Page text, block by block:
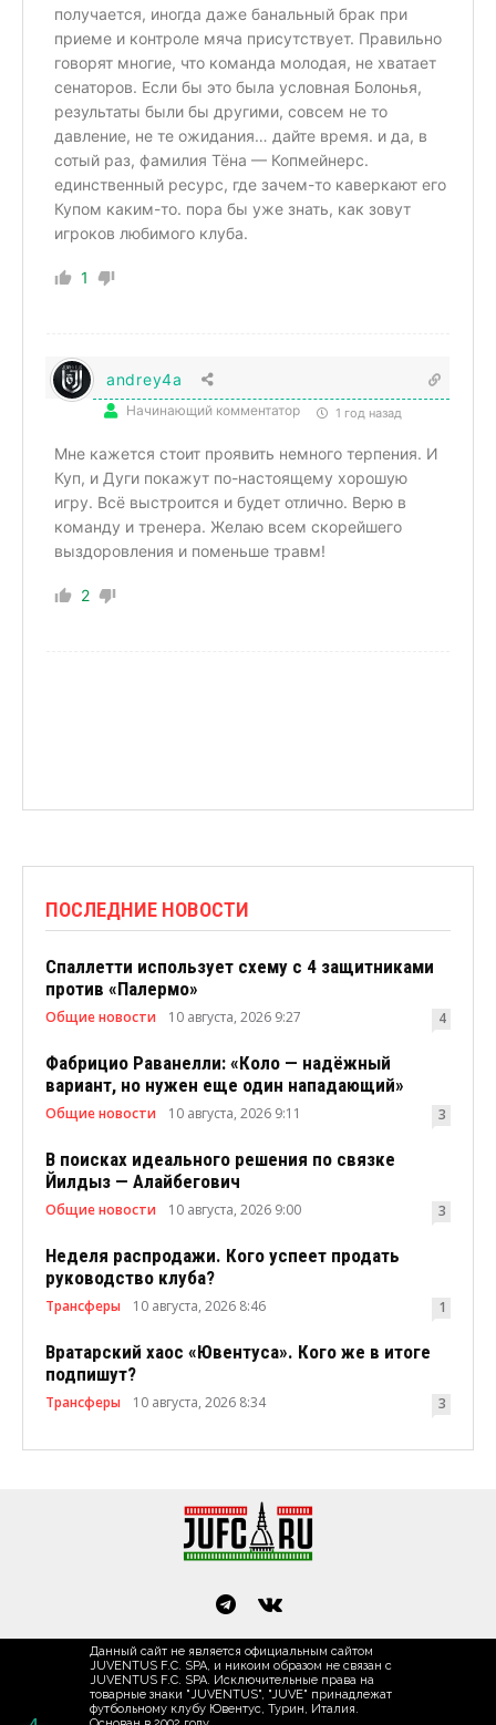
получается, иногда даже банальный брак при
приеме и контроле мяча присутствует. Правильно
говорят многие, что команда молодая, не хватает
сенаторов. Если бы это была условная Болонья,
результаты были бы другими, совсем не то
давление, не те ожидания… дайте время. и да, в
сотый раз, фамилия Тёна — Копмейнерс.
единственный ресурс, где зачем-то каверкают его
Купом каким-то. пора бы уже знать, как зовут
игроков любимого клуба.
1
andrey4a
Начинающий комментатор 1 год назад
Мне кажется стоит проявить немного терпения. И
Куп, и Дуги покажут по-настоящему хорошую
игру. Всё выстроится и будет отлично. Верю в
команду и тренера. Желаю всем скорейшего
выздоровления и поменьше травм!
2
ПОСЛЕДНИЕ НОВОСТИ
Спаллетти использует схему с 4 защитниками
против «Палермо»
Общие новости 10 августа, 2026 9:27 4
Фабрицио Раванелли: «Коло — надёжный
вариант, но нужен еще один нападающий»
Общие новости 10 августа, 2026 9:11 3
В поисках идеального решения по связке
Йилдыз — Алайбегович
Общие новости 10 августа, 2026 9:00 3
Неделя распродажи. Кого успеет продать
руководство клуба?
Трансферы 10 августа, 2026 8:46 1
Вратарский хаос «Ювентуса». Кого же в итоге
подпишут?
Трансферы 10 августа, 2026 8:34 3
Данный сайт не является официальным сайтом
JUVENTUS F.C. SPA, и никоим образом не связан с
JUVENTUS F.C. SPA. Исключительные права на
товарные знаки "JUVENTUS", "JUVE" принадлежат
футбольному клубу Ювентус, Турин, Италия.